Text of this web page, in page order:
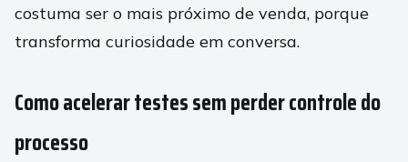
costuma ser o mais próximo de venda, porque
transforma curiosidade em conversa.
Como acelerar testes sem perder controle do
processo